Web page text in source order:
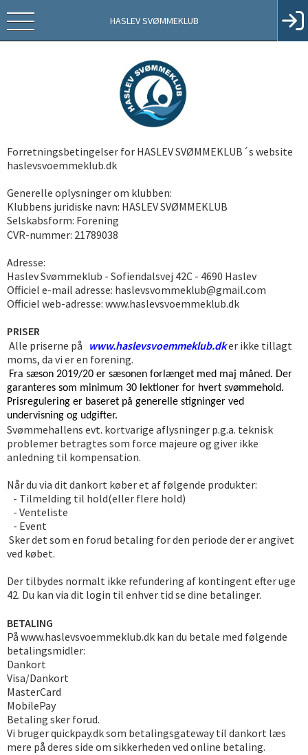
HASLEV SVØMMEKLUB
Forretningsbetingelser for HASLEV SVØMMEKLUB´s website
haslevsvoemmeklub.dk
Generelle oplysninger om klubben:
Klubbens juridiske navn: HASLEV SVØMMEKLUB
Selskabsform: Forening
CVR-nummer: 21789038
Adresse:
Haslev Svømmeklub - Sofiendalsvej 42C - 4690 Haslev
Officiel e-mail adresse: haslevsvommeklub@gmail.com
Officiel web-adresse: www.haslevsvoemmeklub.dk
PRISER
Alle priserne på www.haslevsvoemmeklub.dker ikke tillagt
moms, da vi er en forening.
Fra sæson 2019/20 er sæsonen forlænget med maj måned. Der
garanteres som minimum 30 lektioner for hvert svømmehold.
Prisregulering er baseret på generelle stigninger ved
undervisning og udgifter.
Svømmehallens evt. kortvarige aflysninger p.g.a. teknisk
problemer betragtes som force majeure og giver ikke
anledning til kompensation.
Når du via dit dankort køber et af følgende produkter:
- Tilmelding til hold(eller flere hold)
- Venteliste
- Event
Sker det som en forud betaling for den periode der er angivet
ved købet.
Der tilbydes normalt ikke refundering af kontingent efter uge
42. Du kan via dit login til enhver tid se dine betalinger.
BETALING
På www.haslevsvoemmeklub.dk kan du betale med følgende
betalingsmidler:
Dankort
Visa/Dankort
MasterCard
MobilePay
Betaling sker forud.
Vi bruger quickpay.dk som betalingsgateway til dankort læs
mere på deres side om sikkerheden ved online betaling.